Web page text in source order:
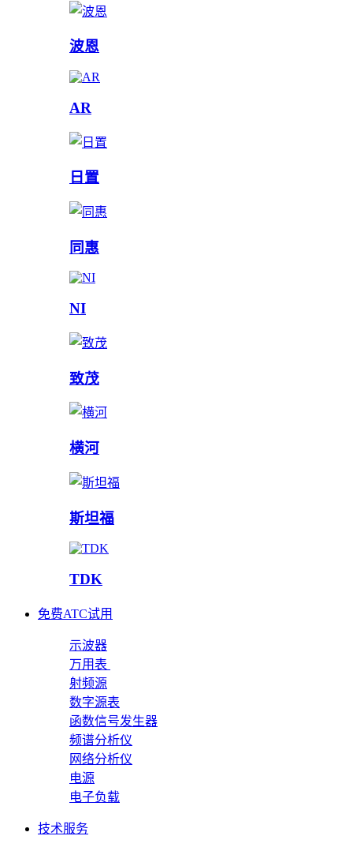
波恩
AR
日置
同惠
NI
致茂
横河
斯坦福
TDK
免费ATC试用
示波器
万用表
射频源
数字源表
函数信号发生器
频谱分析仪
网络分析仪
电源
电子负载
技术服务